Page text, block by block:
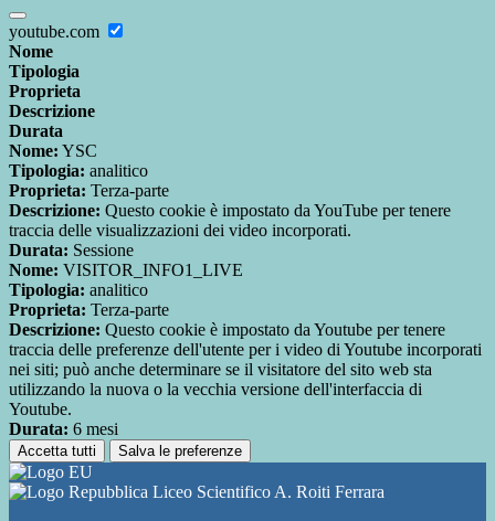
youtube.com
Nome
Tipologia
Proprieta
Descrizione
Durata
Nome: YSC
Tipologia: analitico
Proprieta: Terza-parte
Descrizione: Questo cookie è impostato da YouTube per tenere
traccia delle visualizzazioni dei video incorporati.
Durata: Sessione
Nome: VISITOR_INFO1_LIVE
Tipologia: analitico
Proprieta: Terza-parte
Descrizione: Questo cookie è impostato da Youtube per tenere
traccia delle preferenze dell'utente per i video di Youtube incorporati
nei siti; può anche determinare se il visitatore del sito web sta
utilizzando la nuova o la vecchia versione dell'interfaccia di
Youtube.
Durata: 6 mesi
Accetta tutti Salva le preferenze
Liceo Scientifico A. Roiti Ferrara